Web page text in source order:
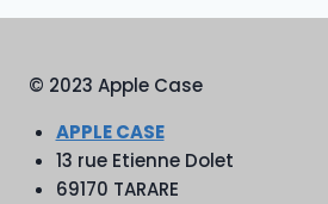
© 2023 Apple Case
APPLE CASE
13 rue Etienne Dolet
69170 TARARE